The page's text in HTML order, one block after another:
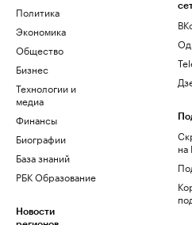
Политика
Экономика
Общество
Бизнес
Технологии и
медиа
Финансы
Биографии
База знаний
РБК Образование
Новости
на